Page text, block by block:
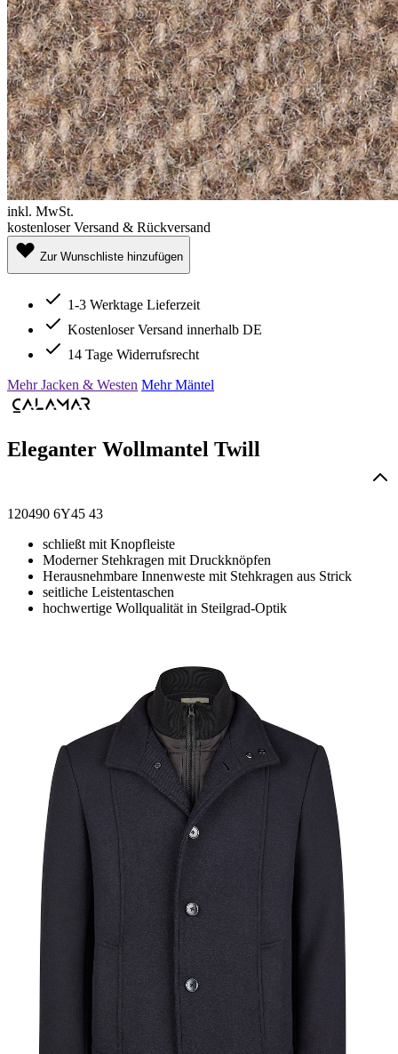
inkl. MwSt.
kostenloser Versand & Rückversand
Zur Wunschliste hinzufügen
1-3 Werktage Lieferzeit
Kostenloser Versand innerhalb DE
14 Tage Widerrufsrecht
Mehr Jacken & Westen Mehr Mäntel
Eleganter Wollmantel Twill
120490 6Y45 43
schließt mit Knopfleiste
Moderner Stehkragen mit Druckknöpfen
Herausnehmbare Innenweste mit Stehkragen aus Strick
seitliche Leistentaschen
hochwertige Wollqualität in Steilgrad-Optik